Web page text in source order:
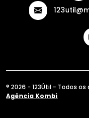
® 2026 - 123Útil - Todos
Agência Kombi